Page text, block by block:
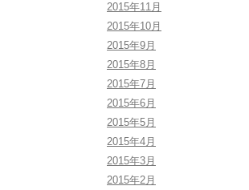
2015年11月
2015年10月
2015年9月
2015年8月
2015年7月
2015年6月
2015年5月
2015年4月
2015年3月
2015年2月